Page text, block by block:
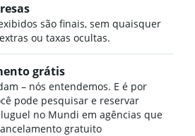
são finais, sem quaisquer
ou taxas ocultas.
grátis
– nós entendemos. E é por
pode pesquisar e reservar
no Mundi em agências que
gratuito